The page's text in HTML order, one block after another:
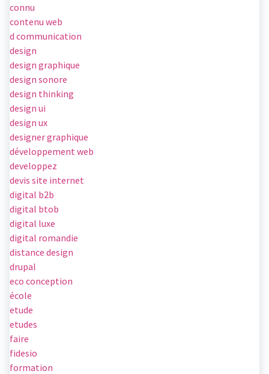
connu
contenu web
d communication
design
design graphique
design sonore
design thinking
design ui
design ux
designer graphique
développement web
developpez
devis site internet
digital b2b
digital btob
digital luxe
digital romandie
distance design
drupal
eco conception
école
etude
etudes
faire
fidesio
formation